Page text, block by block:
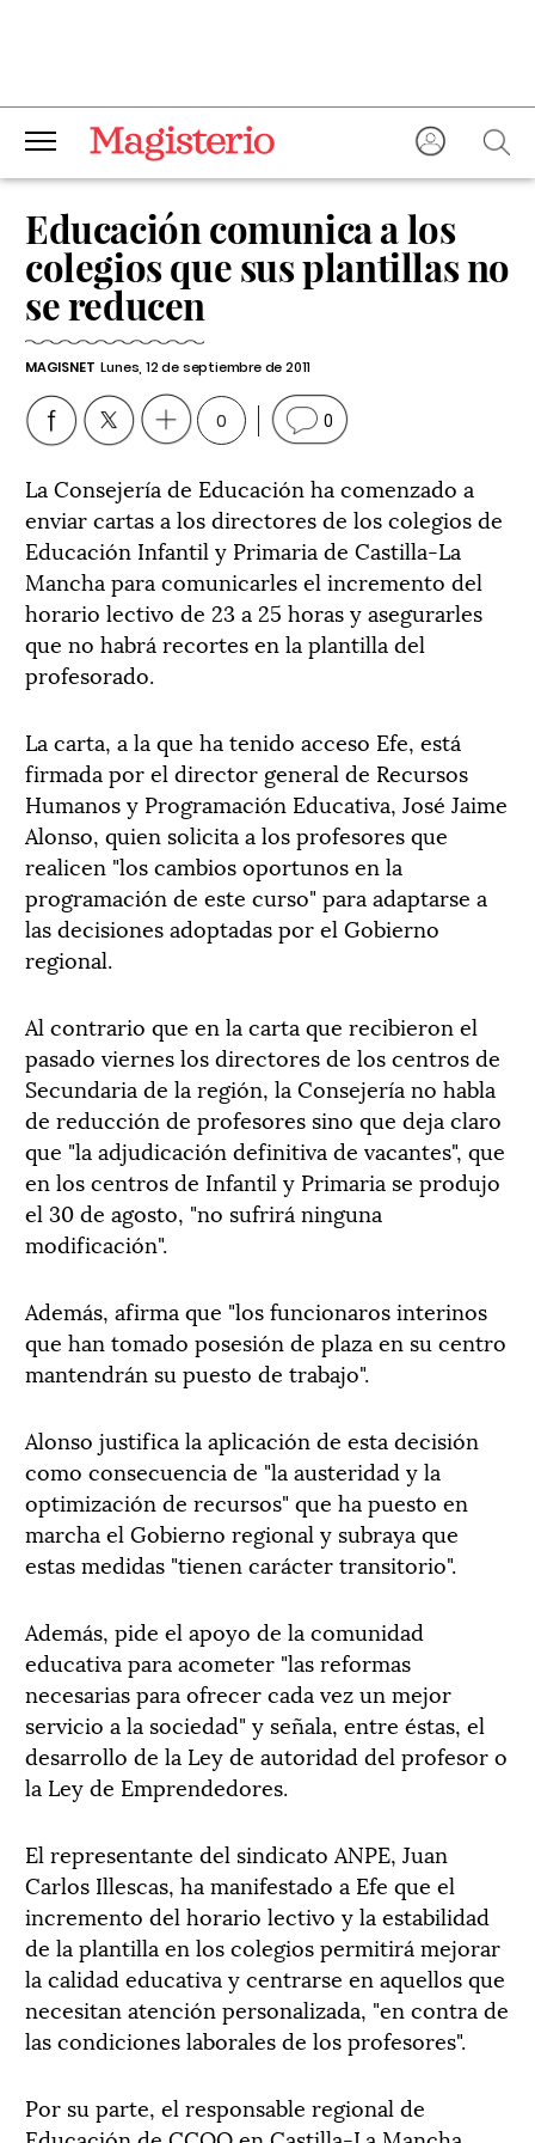
Educación comunica a los
colegios que sus plantillas no
se reducen
MAGISNET Lunes, 12 de septiembre de 2011
0 0
La Consejería de Educación ha comenzado a
enviar cartas a los directores de los colegios de
Educación Infantil y Primaria de Castilla-La
Mancha para comunicarles el incremento del
horario lectivo de 23 a 25 horas y asegurarles
que no habrá recortes en la plantilla del
profesorado.
La carta, a la que ha tenido acceso Efe, está
firmada por el director general de Recursos
Humanos y Programación Educativa, José Jaime
Alonso, quien solicita a los profesores que
realicen "los cambios oportunos en la
programación de este curso" para adaptarse a
las decisiones adoptadas por el Gobierno
regional.
Al contrario que en la carta que recibieron el
pasado viernes los directores de los centros de
Secundaria de la región, la Consejería no habla
de reducción de profesores sino que deja claro
que "la adjudicación definitiva de vacantes", que
en los centros de Infantil y Primaria se produjo
el 30 de agosto, "no sufrirá ninguna
modificación".
Además, afirma que "los funcionaros interinos
que han tomado posesión de plaza en su centro
mantendrán su puesto de trabajo".
Alonso justifica la aplicación de esta decisión
como consecuencia de "la austeridad y la
optimización de recursos" que ha puesto en
marcha el Gobierno regional y subraya que
estas medidas "tienen carácter transitorio".
Además, pide el apoyo de la comunidad
educativa para acometer "las reformas
necesarias para ofrecer cada vez un mejor
servicio a la sociedad" y señala, entre éstas, el
desarrollo de la Ley de autoridad del profesor o
la Ley de Emprendedores.
El representante del sindicato ANPE, Juan
Carlos Illescas, ha manifestado a Efe que el
incremento del horario lectivo y la estabilidad
de la plantilla en los colegios permitirá mejorar
la calidad educativa y centrarse en aquellos que
necesitan atención personalizada, "en contra de
las condiciones laborales de los profesores".
Por su parte, el responsable regional de